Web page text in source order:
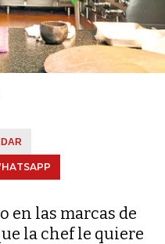
en las marcas de
la chef le quiere